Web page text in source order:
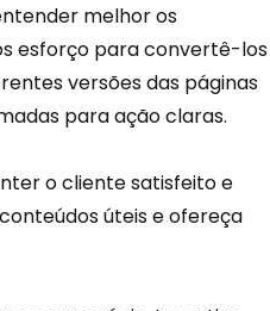
melhor os
esforço para convertê-los
versões das páginas
para ação claras.
o cliente satisfeito e
úteis e ofereça